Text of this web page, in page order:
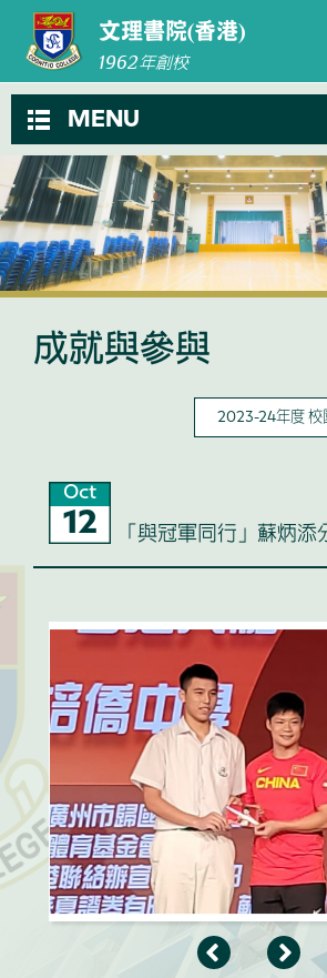
文理書院(香港)
1962年創校
MENU
成就與參與
Oct
12 「與冠軍同行」蘇炳添